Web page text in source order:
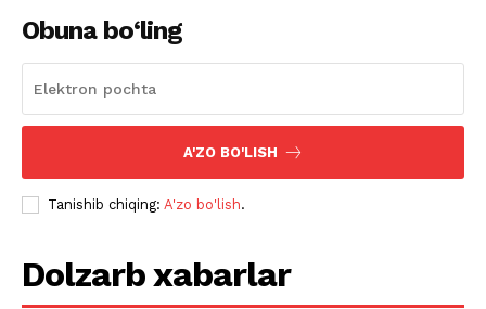
Obuna bo‘ling
A'ZO BO'LISH
Tanishib chiqing: A'zo bo'lish.
Dolzarb xabarlar